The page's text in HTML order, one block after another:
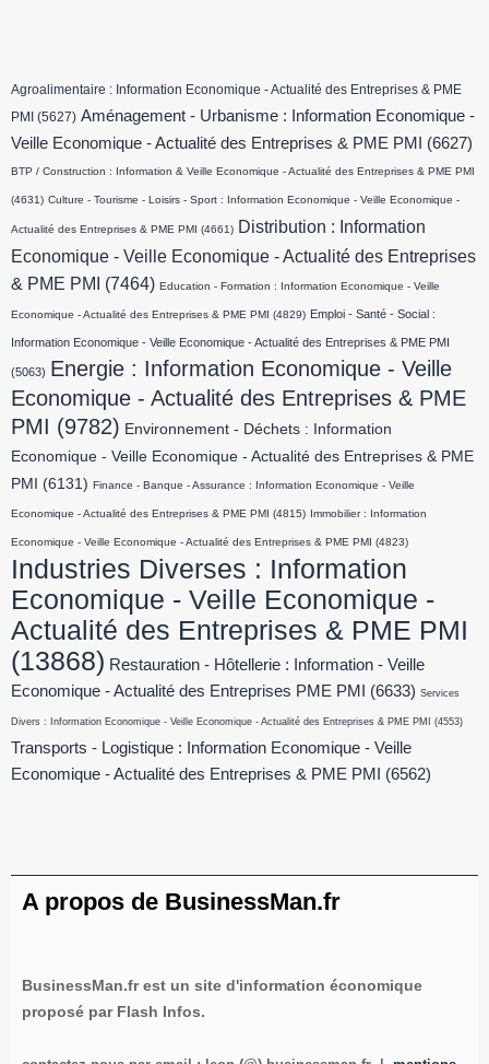
Agroalimentaire : Information Economique - Actualité des Entreprises & PME
PMI (5627) Aménagement - Urbanisme : Information Economique -
Veille Economique - Actualité des Entreprises & PME PMI
(6627)
BTP / Construction : Information & Veille Economique - Actualité des Entreprises & PME PMI
(4631) Culture - Tourisme - Loisirs - Sport : Information Economique - Veille Economique -
Actualité des Entreprises & PME PMI (4661) Distribution : Information
Economique - Veille Economique - Actualité des Entreprises
& PME PMI
(7464) Education - Formation : Information Economique - Veille
Economique - Actualité des Entreprises & PME PMI (4829) Emploi - Santé - Social :
Information Economique - Veille Economique - Actualité des Entreprises & PME PMI
(5063) Energie : Information Economique - Veille
Economique - Actualité des Entreprises & PME
PMI (9782) Environnement - Déchets : Information
Economique - Veille Economique - Actualité des Entreprises & PME
PMI
(6131) Finance - Banque - Assurance : Information Economique - Veille
Economique - Actualité des Entreprises & PME PMI (4815) Immobilier : Information
Economique - Veille Economique - Actualité des Entreprises & PME PMI (4823)
Industries Diverses : Information
Economique - Veille Economique -
Actualité des Entreprises & PME PMI
(13868) Restauration - Hôtellerie : Information - Veille
Economique - Actualité des Entreprises PME PMI
(6633) Services
Divers : Information Economique - Veille Economique - Actualité des Entreprises & PME PMI (4553)
Transports - Logistique : Information Economique - Veille
Economique - Actualité des Entreprises & PME PMI
(6562)
A propos de BusinessMan.fr
BusinessMan.fr est un site d'information économique
proposé par Flash Infos.